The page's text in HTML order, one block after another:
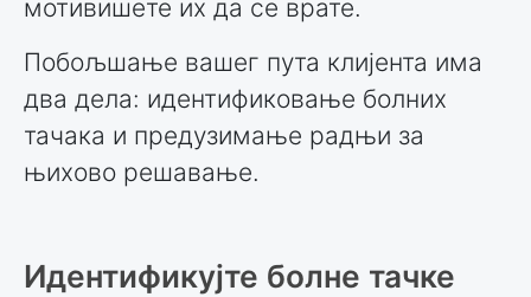
мотивишете их да се врате.
Побољшање вашег пута клијента има
два дела: идентификовање болних
тачака и предузимање радњи за
њихово решавање.
Идентификујте болне тачке